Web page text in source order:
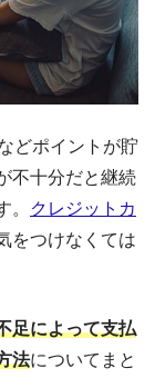
どポイントが貯
不十分だと継続
。
クレジットカ
をつけなくては
足によって支払
法についてまと